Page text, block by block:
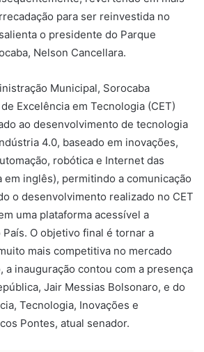
para ser reinvestida no
o presidente do Parque
Nelson Cancellara.
Municipal, Sorocaba
Excelência em Tecnologia (CET)
ao desenvolvimento de tecnologia
4.0, baseado em inovações,
robótica e Internet das
em inglês), permitindo a comunicação
o desenvolvimento realizado no CET
uma plataforma acessível a
O objetivo final é tornar a
mais competitiva no mercado
a inauguração contou com a presença
Jair Messias Bolsonaro, e do
Tecnologia, Inovações e
Pontes, atual senador.